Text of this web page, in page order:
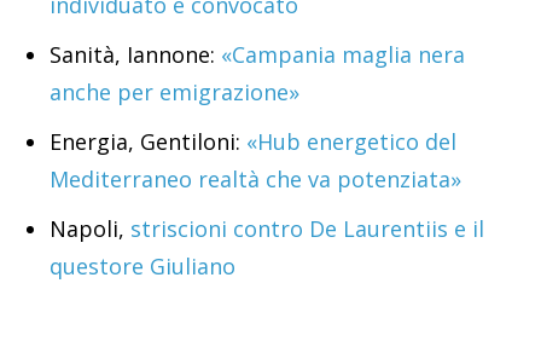
Sanità, Iannone: «Campania maglia nera
anche per emigrazione»
Energia, Gentiloni: «Hub energetico del
Mediterraneo realtà che va potenziata»
Napoli, striscioni contro De Laurentiis e il
questore Giuliano